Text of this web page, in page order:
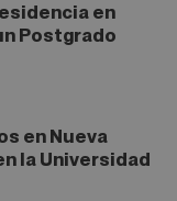
en
Postgrado
en Nueva
la Universidad